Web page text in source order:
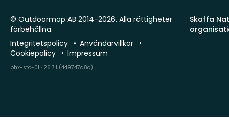
Skaffa
© Outdoormap AB 2014-2026. Alla rättigheter
förbehållna.
Integritetspolicy
Användarvillkor
Cookiepolicy
Impressum
phx-sto-01 · 26.7.1 (449747a8c)